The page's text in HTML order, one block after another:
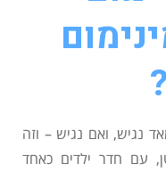
נגיש, ואם נגיש – וזה
עם חדר ילדים כאחד